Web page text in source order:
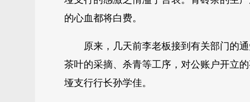
的心血都将白费。
原来，几天前李老板接到有关部门的
茶叶的采摘、杀青等工序，对公账户开立
垭支行行长孙学佳。